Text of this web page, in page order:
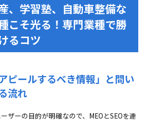
、学習塾、自動車整備な
こそ光る！専門業種で勝
るコツ
ピールするべき情報」と問い
流れ
ザーの目的が明確なので、MEOとSEOを連